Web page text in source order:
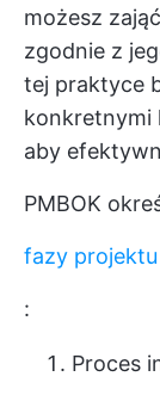
możesz
zgodnie z
tej praktyce
konkretnymi
aby
PMBOK
fazy projektu
:
Proces